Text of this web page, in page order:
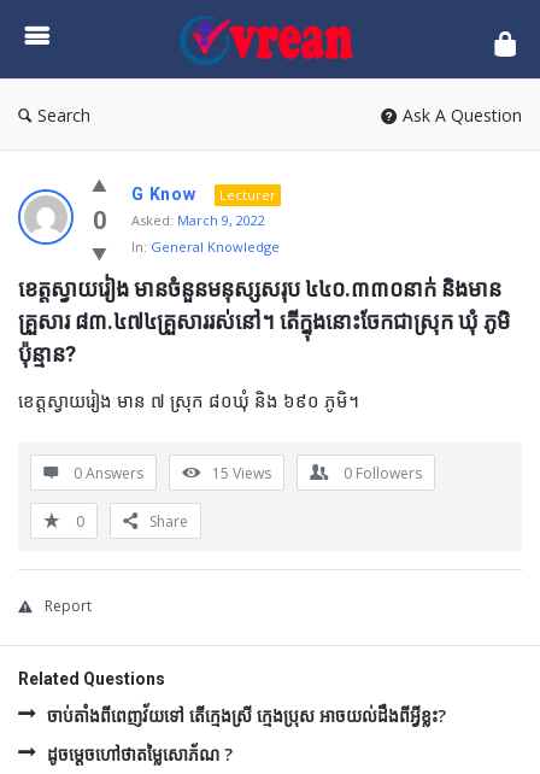
vrean.com
Search Ask A Question
0
G Know
Lecturer
Asked: March 9, 2022
In: General Knowledge
ខេត្តស្វាយរៀង មានចំនួនមនុស្សសរុប ៤៤០.៣៣០នាក់ និងមាន
គ្រួសារ ៨៣.៤៧៤គ្រួសាររស់នៅ។ តើក្នុងនោះចែកជាស្រុក ឃុំ ភូមិ
ប៉ុន្មាន?
ខេត្តស្វាយរៀង មាន ៧ ស្រុក ៨០ឃុំ និង ៦៩០ ភូមិ។
0 Answers 15 Views 0 Followers
0 Share
Report
Related Questions
ចាប់តាំងពីពេញវ័យទៅ តើក្មេងស្រី ក្មេងប្រុស អាចយល់ដឹងពីអ្វីខ្លះ?
ដូចម្ដេចហៅថាតម្លៃសោភ័ណ ?